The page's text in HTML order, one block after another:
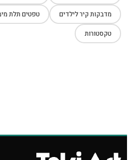
מדבקות קיר לילדים טפטים תלת
טקסטורות